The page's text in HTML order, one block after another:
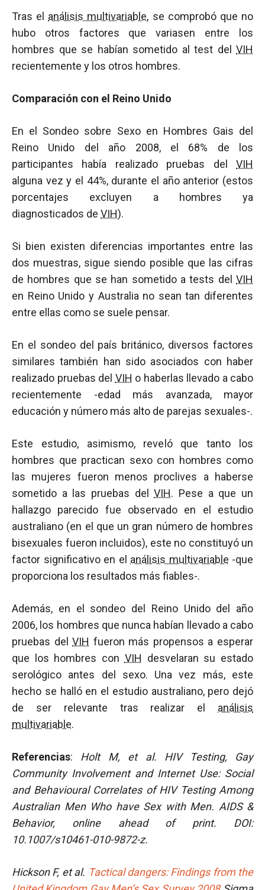
Tras el análisis multivariable, se comprobó que no
hubo otros factores que variasen entre los
hombres que se habían sometido al test del VIH
recientemente y los otros hombres.
Comparación con el Reino Unido
En el Sondeo sobre Sexo en Hombres Gais del
Reino Unido del año 2008, el 68% de los
participantes había realizado pruebas del VIH
alguna vez y el 44%, durante el año anterior (estos
porcentajes excluyen a hombres ya
diagnosticados de VIH).
Si bien existen diferencias importantes entre las
dos muestras, sigue siendo posible que las cifras
de hombres que se han sometido a tests del VIH
en Reino Unido y Australia no sean tan diferentes
entre ellas como se suele pensar.
En el sondeo del país británico, diversos factores
similares también han sido asociados con haber
realizado pruebas del VIH o haberlas llevado a cabo
recientemente -edad más avanzada, mayor
educación y número más alto de parejas sexuales-.
Este estudio, asimismo, reveló que tanto los
hombres que practican sexo con hombres como
las mujeres fueron menos proclives a haberse
sometido a las pruebas delVIH. Pese a que un
hallazgo parecido fue observado en el estudio
australiano (en el que un gran número de hombres
bisexuales fueron incluidos), este no constituyó un
factor significativo en el análisis multivariable -que
proporciona los resultados más fiables-.
Además, en el sondeo del Reino Unido del año
2006, los hombres que nunca habían llevado a cabo
pruebas delVIH fueron más propensos a esperar
que los hombres con VIH desvelaran su estado
serológico antes del sexo. Una vez más, este
hecho se halló en el estudio australiano, pero dejó
de ser relevante tras realizar el análisis
multivariable.
Referencias: Holt M, et al. HIV Testing, Gay
Community Involvement and Internet Use: Social
and Behavioural Correlates of HIV Testing Among
Australian Men Who have Sex with Men. AIDS &
Behavior, online ahead of print. DOI:
10.1007/s10461-010-9872-z.
Hickson F, et al. Tactical dangers: Findings from the